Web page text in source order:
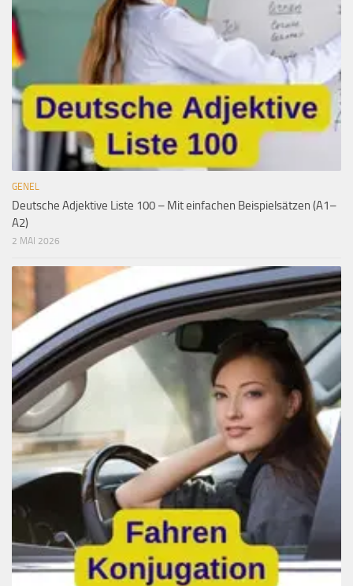
GENEL
Deutsche Adjektive Liste 100 – Mit einfachen Beispielsätzen (A1–
A2)
2 MAI 2026